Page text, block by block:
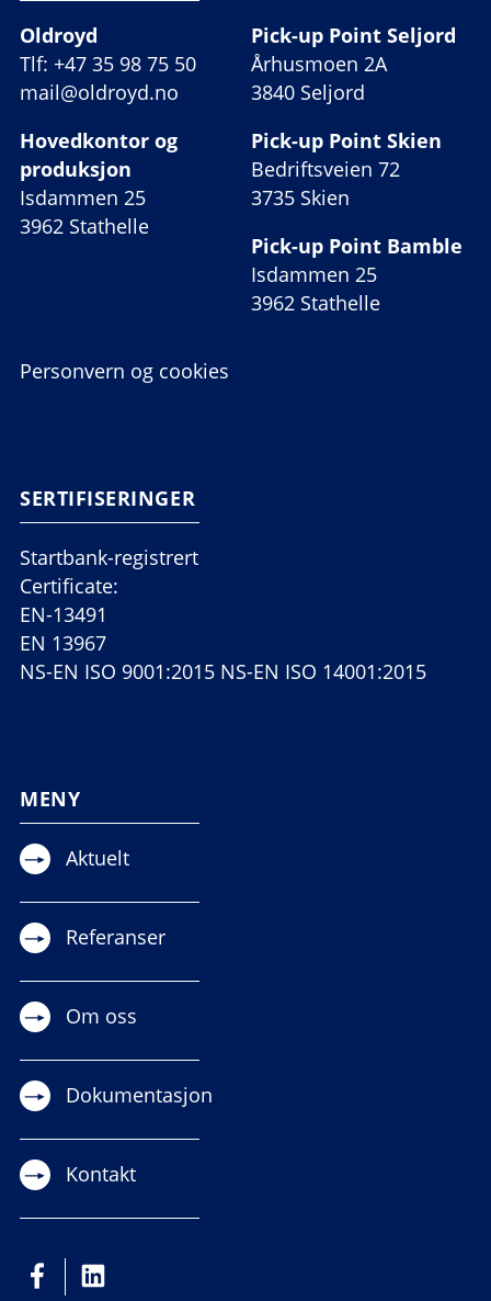
Oldroyd
Tlf: +47 35 98 75 50
mail@oldroyd.no
Hovedkontor og
produksjon
Isdammen 25
3962 Stathelle
Pick-up Point Seljord
Århusmoen 2A
3840 Seljord
Pick-up Point Skien
Bedriftsveien 72
3735 Skien
Pick-up Point Bamble
Isdammen 25
3962 Stathelle
Personvern og cookies
SERTIFISERINGER
Startbank-registrert
Certificate:
EN-13491
EN 13967
NS-EN ISO 9001:2015 NS-EN ISO 14001:2015
MENY
Aktuelt
Referanser
Om oss
Dokumentasjon
Kontakt